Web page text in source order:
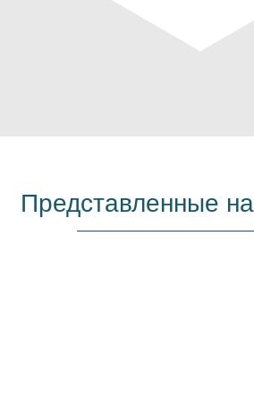
Представленные